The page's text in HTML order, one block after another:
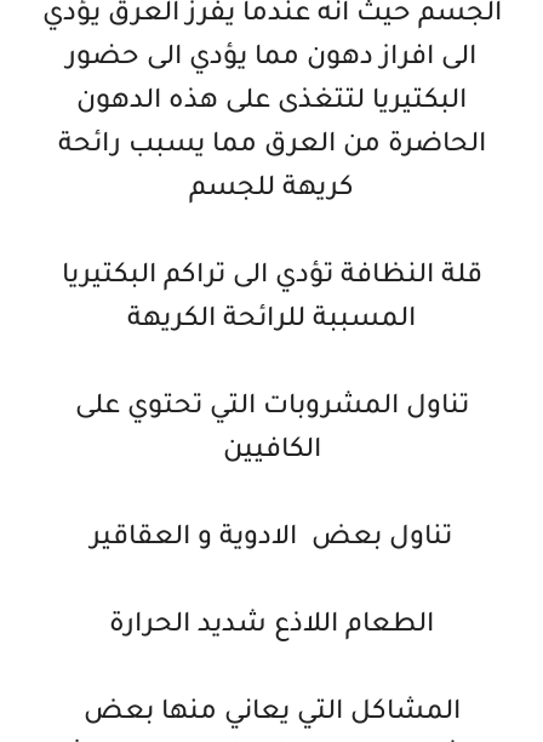
الجسم حيث انه عندما يفرز العرق يؤدي
الى افراز دهون مما يؤدي الى حضور
البكتيريا لتتغذى على هذه الدهون
الحاضرة من العرق مما يسبب رائحة
كريهة للجسم
قلة النظافة تؤدي الى تراكم البكتيريا
المسببة للرائحة الكريهة
تناول المشروبات التي تحتوي على
الكافيين
تناول بعض الادوية و العقاقير
الطعام اللاذع شديد الحرارة
المشاكل التي يعاني منها بعض